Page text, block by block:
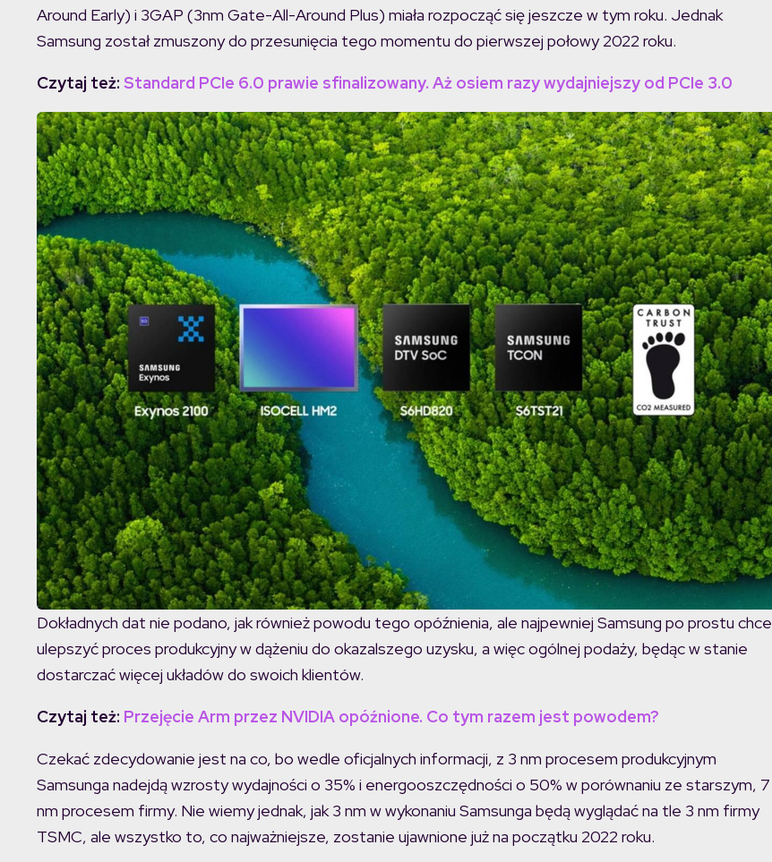
Around Early) i 3GAP (3nm Gate-All-Around Plus) miała rozpocząć się jeszcze w tym roku. Jednak
Samsung został zmuszony do przesunięcia tego momentu do pierwszej połowy 2022 roku.
Czytaj też: Standard PCIe 6.0 prawie sfinalizowany. Aż osiem razy wydajniejszy od PCIe 3.0
Dokładnych dat nie podano, jak również powodu tego opóźnienia, ale najpewniej Samsung po prostu chce
ulepszyć proces produkcyjny w dążeniu do okazalszego uzysku, a więc ogólnej podaży, będąc w stanie
dostarczać więcej układów do swoich klientów.
Czytaj też: Przejęcie Arm przez NVIDIA opóźnione. Co tym razem jest powodem?
Czekać zdecydowanie jest na co, bo wedle oficjalnych informacji, z 3 nm procesem produkcyjnym
Samsunga nadejdą wzrosty wydajności o 35% i energooszczędności o 50% w porównaniu ze starszym, 7
nm procesem firmy. Nie wiemy jednak, jak 3 nm w wykonaniu Samsunga będą wyglądać na tle 3 nm firmy
TSMC, ale wszystko to, co najważniejsze, zostanie ujawnione już na początku 2022 roku.